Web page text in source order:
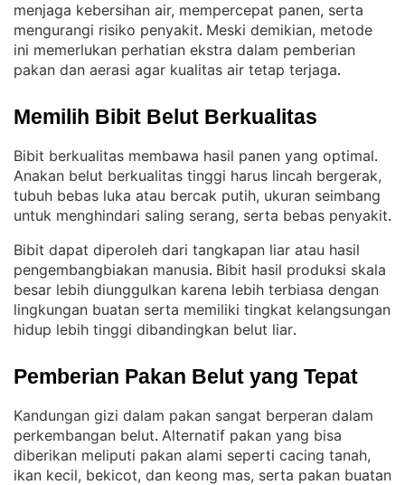
menjaga kebersihan air, mempercepat panen, serta
mengurangi risiko penyakit. Meski demikian, metode
ini memerlukan perhatian ekstra dalam pemberian
pakan dan aerasi agar kualitas air tetap terjaga.
Memilih Bibit Belut Berkualitas
Bibit berkualitas membawa hasil panen yang optimal
Anakan belut berkualitas tinggi harus lincah bergerak,
tubuh bebas luka atau bercak putih, ukuran seimbang
untuk menghindari saling serang, serta bebas penyakit.
Bibit dapat diperoleh dari tangkapan liar atau hasil
pengembangbiakan manusia. Bibit hasil produksi skala
besar lebih diunggulkan karena lebih terbiasa dengan
lingkungan buatan serta memiliki tingkat kelangsungan
hidup lebih tinggi dibandingkan belut liar.
Pemberian Pakan Belut yang Tepat
Kandungan gizi dalam pakan sangat berperan dalam
perkembangan belut. Alternatif pakan yang bisa
diberikan meliputi pakan alami seperti cacing tanah,
ikan kecil, bekicot, dan keong mas, serta pakan buatan